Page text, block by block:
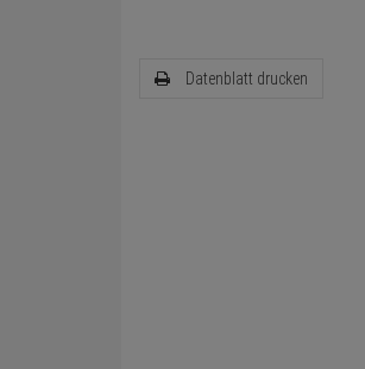
Datenblatt drucken